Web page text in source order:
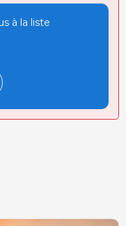
à la liste